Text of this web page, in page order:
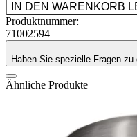
IN DEN WARENKORB
Produktnummer:
71002594
Haben Sie spezielle Fragen
Ähnliche Produkte